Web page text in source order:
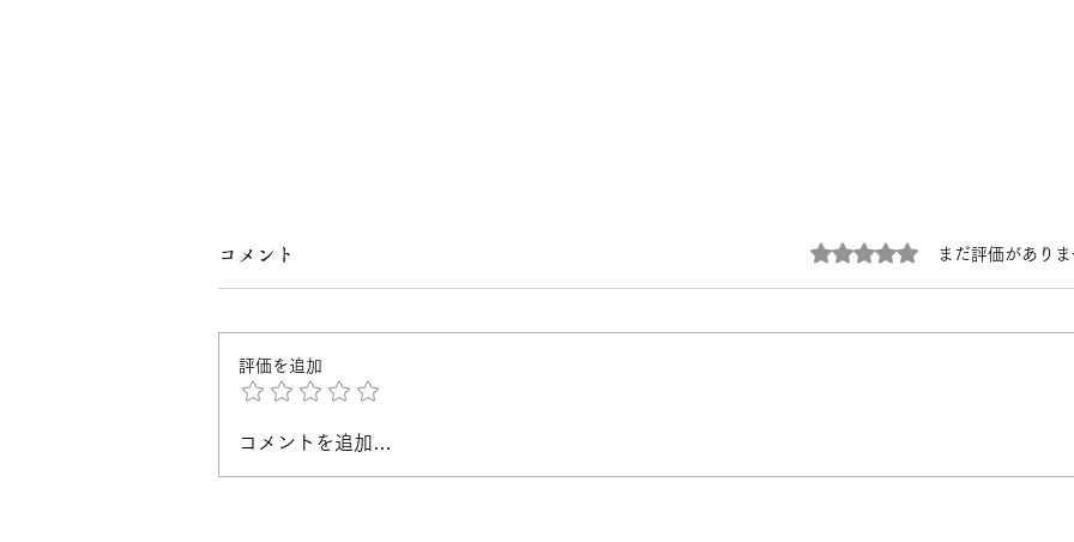
マキエマキ 7月以降のイベ
コメント 5つ星のうち0と評価されて
まだ評価があり
評価を追加
コメントを追加…